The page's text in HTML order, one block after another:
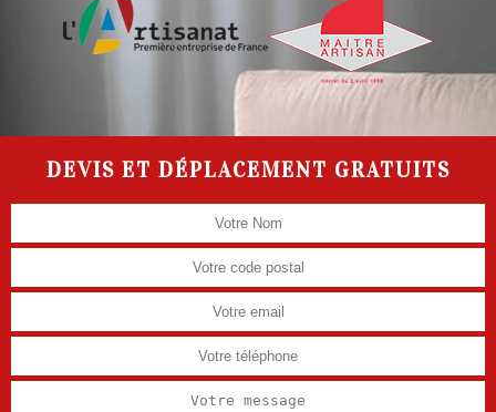
DEVIS ET DÉPLACEMENT GRATUITS